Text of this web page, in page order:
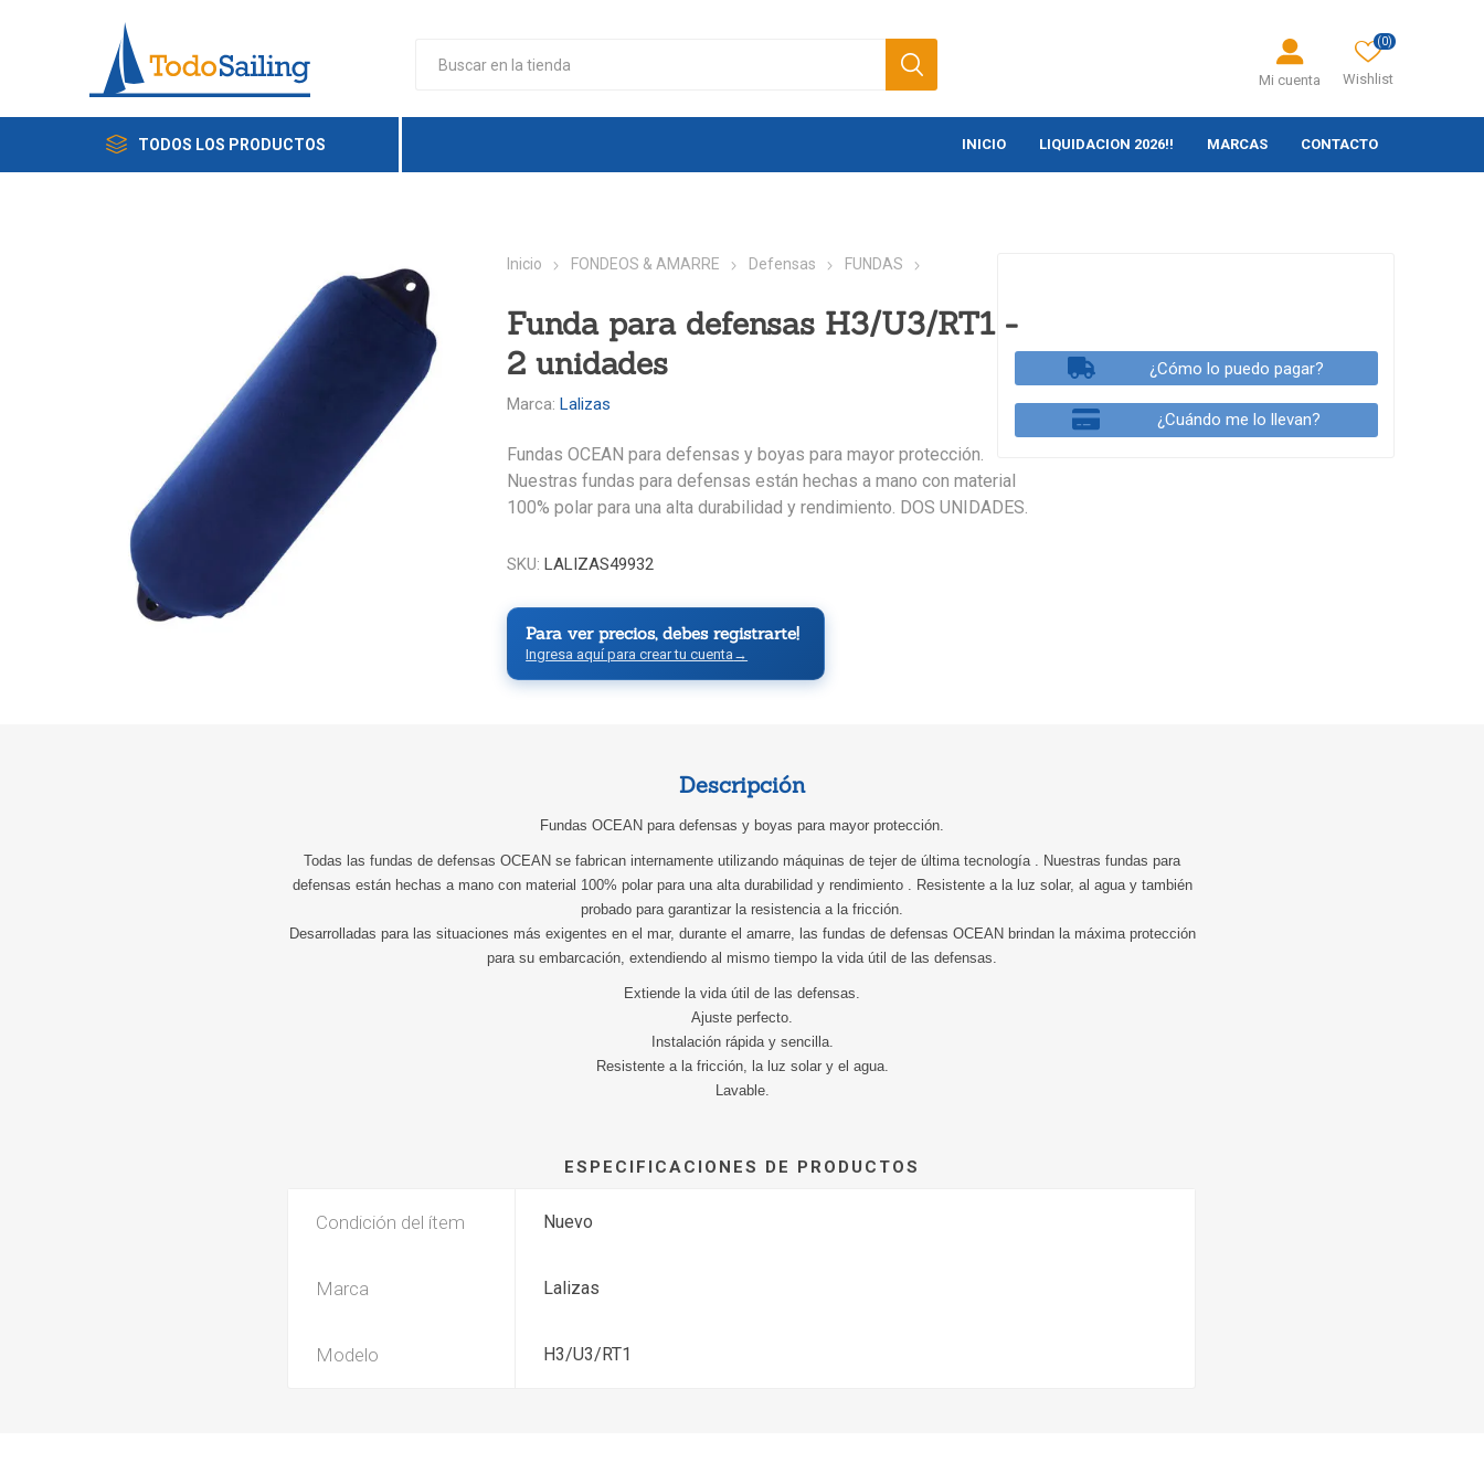
Mi cuenta Wishlist
(0)
TODOS LOS PRODUCTOS INICIO LIQUIDACION 2026!! MARCAS CONTACTO
Inicio FONDEOS & AMARRE Defensas FUNDAS
Funda para defensas H3/U3/RT1 -
2 unidades
Marca: Lalizas
Fundas OCEAN para defensas y boyas para mayor protección.
Nuestras fundas para defensas están hechas a mano con material
100% polar para una alta durabilidad y rendimiento. DOS UNIDADES.
SKU: LALIZAS49932
Para ver precios, debes registrarte!
Ingresa aquí para crear tu cuenta →
¿Cómo lo puedo pagar?
¿Cuándo me lo llevan?
Descripción
Fundas OCEAN para defensas y boyas para mayor protección.
Todas las fundas de defensas OCEAN se fabrican internamente utilizando máquinas de tejer de última tecnología . Nuestras fundas para
defensas están hechas a mano con material 100% polar para una alta durabilidad y rendimiento . Resistente a la luz solar, al agua y también
probado para garantizar la resistencia a la fricción.
Desarrolladas para las situaciones más exigentes en el mar, durante el amarre, las fundas de defensas OCEAN brindan la máxima protección
para su embarcación, extendiendo al mismo tiempo la vida útil de las defensas.
Extiende la vida útil de las defensas.
Ajuste perfecto.
Instalación rápida y sencilla.
Resistente a la fricción, la luz solar y el agua.
Lavable.
ESPECIFICACIONES DE PRODUCTOS
Condición del ítem Nuevo
Marca Lalizas
Modelo H3/U3/RT1